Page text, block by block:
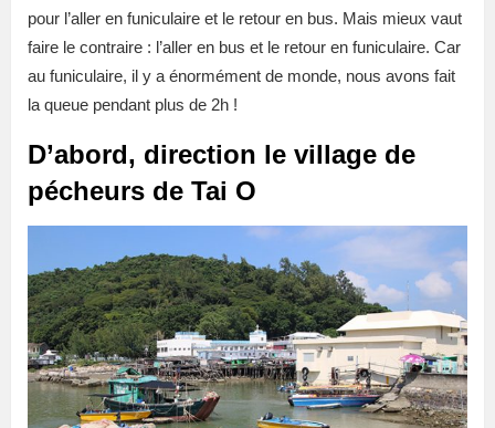
pour l’aller en funiculaire et le retour en bus. Mais mieux vaut
faire le contraire : l’aller en bus et le retour en funiculaire. Car
au funiculaire, il y a énormément de monde, nous avons fait
la queue pendant plus de 2h !
D’abord, direction le village de
pécheurs de Tai O